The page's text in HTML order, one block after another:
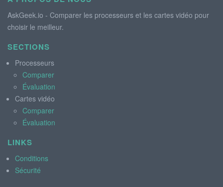
AskGeek.io - Comparer les processeurs et les cartes vidéo pour
choisir le meilleur.
SECTIONS
Processeurs
Comparer
Évaluation
Cartes vidéo
Comparer
Évaluation
LINKS
Conditions
Sécurité